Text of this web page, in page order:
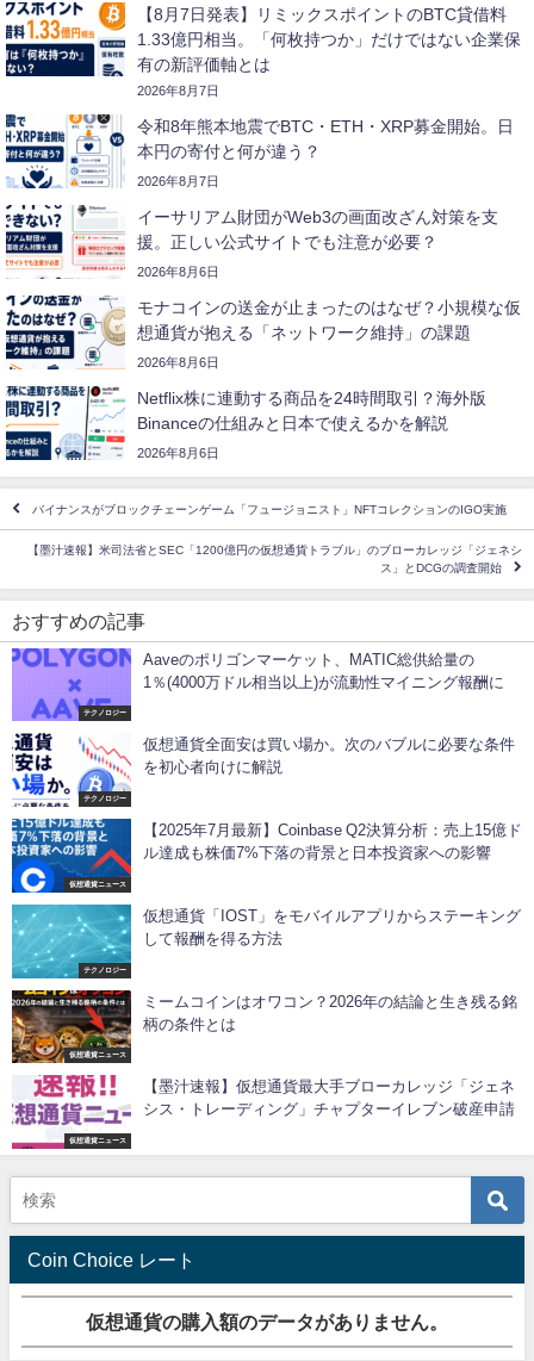
【8月7日発表】リミックスポイントのBTC貸借料
1.33億円相当。「何枚持つか」だけではない企業保
有の新評価軸とは
2026年8月7日
令和8年熊本地震でBTC・ETH・XRP募金開始。日
本円の寄付と何が違う？
2026年8月7日
イーサリアム財団がWeb3の画面改ざん対策を支
援。正しい公式サイトでも注意が必要？
2026年8月6日
モナコインの送金が止まったのはなぜ？小規模な仮
想通貨が抱える「ネットワーク維持」の課題
2026年8月6日
Netflix株に連動する商品を24時間取引？海外版
Binanceの仕組みと日本で使えるかを解説
2026年8月6日
バイナンスがブロックチェーンゲーム「フュージョニスト」NFTコレクションのIGO実施
【墨汁速報】米司法省とSEC「1200億円の仮想通貨トラブル」のブローカレッジ「ジェネシ
ス」とDCGの調査開始
おすすめの記事
テクノロジー
Aaveのポリゴンマーケット、MATIC総供給量の
1％(4000万ドル相当以上)が流動性マイニング報酬に
テクノロジー
仮想通貨全面安は買い場か。次のバブルに必要な条件
を初心者向けに解説
仮想通貨ニュース
【2025年7月最新】Coinbase Q2決算分析：売上15億ド
ル達成も株価7%下落の背景と日本投資家への影響
テクノロジー
仮想通貨「IOST」をモバイルアプリからステーキング
して報酬を得る方法
仮想通貨ニュース
ミームコインはオワコン？2026年の結論と生き残る銘
柄の条件とは
仮想通貨ニュース
【墨汁速報】仮想通貨最大手ブローカレッジ「ジェネ
シス・トレーディング」チャプターイレブン破産申請
Coin Choice レート
仮想通貨の購入額のデータがありません。